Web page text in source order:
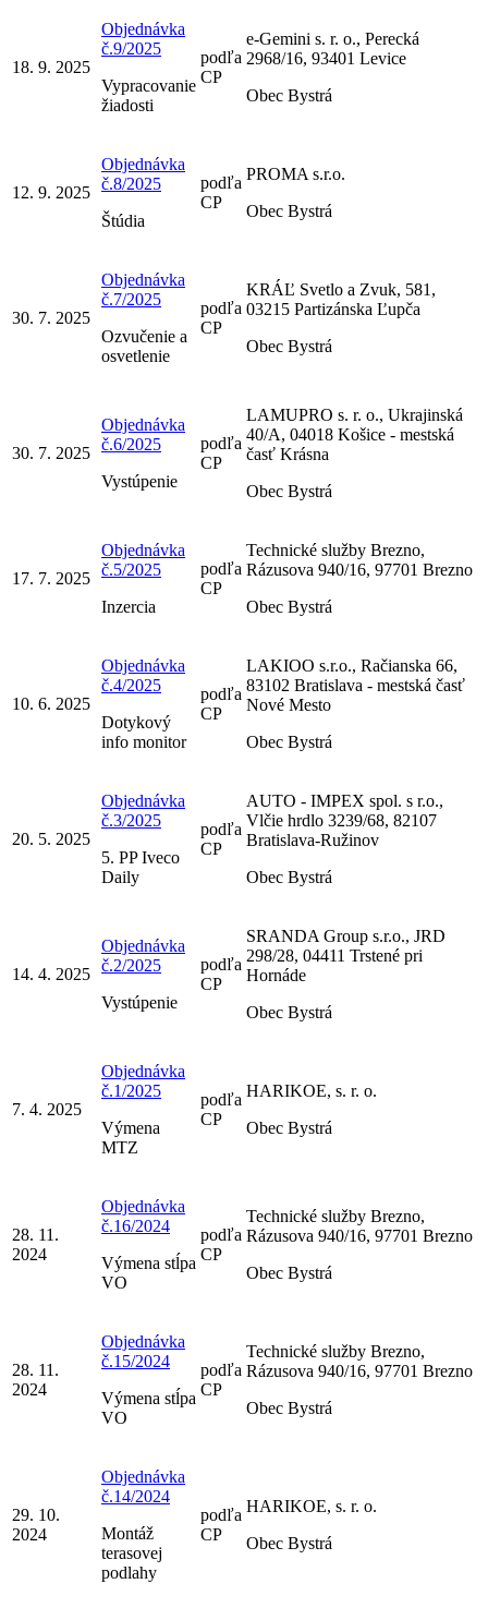
18. 9. 2025
Objednávka
č.9/2025
Vypracovanie
žiadosti
podľa
CP
e-Gemini s. r. o., Perecká
2968/16, 93401 Levice
Obec Bystrá
12. 9. 2025
Objednávka
č.8/2025
Štúdia
podľa
CP
PROMA s.r.o.
Obec Bystrá
30. 7. 2025
Objednávka
č.7/2025
Ozvučenie a
osvetlenie
podľa
CP
KRÁĽ Svetlo a Zvuk, 581,
03215 Partizánska Ľupča
Obec Bystrá
30. 7. 2025
Objednávka
č.6/2025
Vystúpenie
podľa
CP
LAMUPRO s. r. o., Ukrajinská
40/A, 04018 Košice - mestská
časť Krásna
Obec Bystrá
17. 7. 2025
Objednávka
č.5/2025
Inzercia
podľa
CP
Technické služby Brezno,
Rázusova 940/16, 97701 Brezno
Obec Bystrá
10. 6. 2025
Objednávka
č.4/2025
Dotykový
info monitor
podľa
CP
LAKIOO s.r.o., Račianska 66,
83102 Bratislava - mestská časť
Nové Mesto
Obec Bystrá
20. 5. 2025
Objednávka
č.3/2025
5. PP Iveco
Daily
podľa
CP
AUTO - IMPEX spol. s r.o.,
Vlčie hrdlo 3239/68, 82107
Bratislava-Ružinov
Obec Bystrá
14. 4. 2025
Objednávka
č.2/2025
Vystúpenie
podľa
CP
SRANDA Group s.r.o., JRD
298/28, 04411 Trstené pri
Hornáde
Obec Bystrá
7. 4. 2025
Objednávka
č.1/2025
Výmena
MTZ
podľa
CP
HARIKOE, s. r. o.
Obec Bystrá
28. 11.
2024
Objednávka
č.16/2024
Výmena stĺpa
VO
podľa
CP
Technické služby Brezno,
Rázusova 940/16, 97701 Brezno
Obec Bystrá
28. 11.
2024
Objednávka
č.15/2024
Výmena stĺpa
VO
podľa
CP
Technické služby Brezno,
Rázusova 940/16, 97701 Brezno
Obec Bystrá
29. 10.
2024
Objednávka
č.14/2024
Montáž
terasovej
podlahy
podľa
CP
HARIKOE, s. r. o.
Obec Bystrá